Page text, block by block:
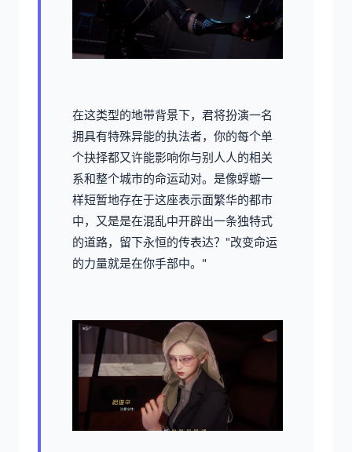
在这类型的地带背景下，君将扮演一名
拥具有特殊异能的执法者，你的每个单
个抉择都又许能影响你与别人人的相关
系和整个城市的命运动对。是像蜉蝣一
样短暂地存在于这座表示面繁华的都市
中，又是是在混乱中开辟出一条独特式
的道路，留下永恒的传表达？"改变命运
的力量就是在你手部中。"